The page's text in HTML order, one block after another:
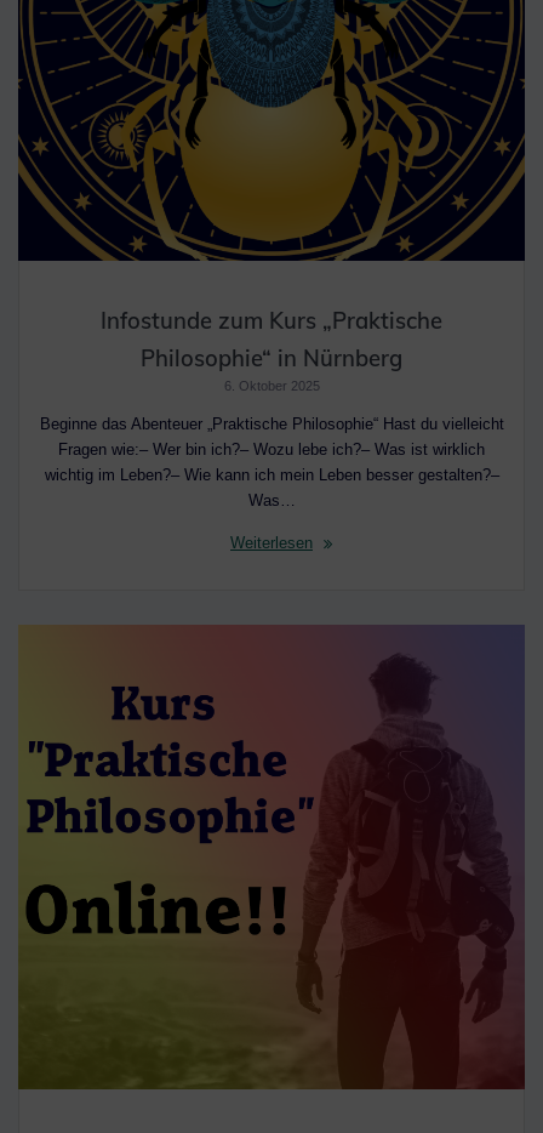
Infostunde zum Kurs „Praktische
Philosophie“ in Nürnberg
6. Oktober 2025
Beginne das Abenteuer „Praktische Philosophie“ Hast du vielleicht
Fragen wie:– Wer bin ich?– Wozu lebe ich?– Was ist wirklich
wichtig im Leben?– Wie kann ich mein Leben besser gestalten?–
Was…
Weiterlesen